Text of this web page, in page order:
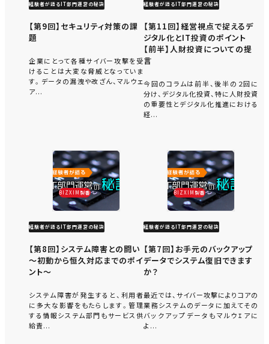
経験者が語るIT部門運営の秘訣
【第9回】セキュリティ対策の課
題
企業にとって各種サイバー攻撃を受
けることは大変な脅威となっていま
す。データの漏洩や改ざん、マルウェ
ア...
経験者が語るIT部門運営の秘訣
【第11回】経営視点で捉えるデ
ジタル化とIT投資のポイント
【前半】人財投資についての提
言
今回のコラムは前半、後半の２回に
分け、デジタル化投資、特に人財投資
の重要性とデジタル化推進における
経...
BIZXIM製番
経験者が語るIT部門運営の秘訣
【第8回】システム障害との闘い
～初動から恒久対応までのポイ
ント～
システム障害が発生すると、利用者
に多大な影響をもたらします。管理
する情報システム部門もサービス供
給責...
BIZXIM製番
経験者が語るIT部門運営の秘訣
【第7回】お手元のバックアップ
データでシステム復旧できます
か？
最近では、サイバー攻撃によりコアの
業務システムのデータに加えてその
バックアップデータもマルウｴアに
よ...